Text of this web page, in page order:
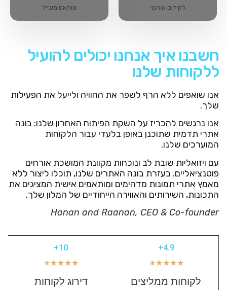
לקידום אורגני​ מותאם מובייל
חשבנו איך אנחנו יכולים להועיל
ללקוחות שלנו
אנו שואפים ללא הרף לשפר את החוויה ולייעל את הפעילות
שלך.
אנו נרגשים להכריז על השקת הפיתוח האחרון שלנו: בונה
אתרי תדמית שתוכנן באופן בלעדי עבור הלקוחות
המוערכים שלנו.
עם ויזואליות שובת לב ונוכחות מקוונת המושכת אורחים
פוטנציאליים. בעזרת בונה האתרים שלנו, תוכלו ליצור ללא
מאמץ אתרי תמונות מדהימים ומותאמים אישית המציגים את
התכונות, השירותים והאווירה הייחודיים של המלון שלך.
Hanan and Raanan, CEO & Co-founder
4.9+
★
★
★
★
★
לקוחות ממליצים
10+
★
★
★
★
★
דירוג לקוחות